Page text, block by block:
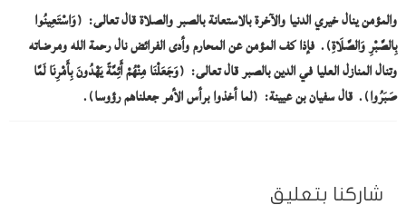
والمؤمن ينال خيري الدنيا والآخرة بالاستعانة بالصبر والصلاة قال تعالى: (وَاسْتَعِينُوا
بِالصَّبْرِ وَالصَّلَاةِ). فإذا كف المؤمن عن المحارم وأدى الفرائض نال رحمة الله ومرضاته
وتنال المنازل العليا في الدين بالصبر قال تعالى: (وَجَعَلْنَا مِنْهُمْ أَئِمَّةً يَهْدُونَ بِأَمْرِنَا لَمَّا
صَبَرُوا). قال سفيان بن عيينة: (لما أخذوا برأس الأمر جعلناهم رؤوسا).
شاركنا بتعليق